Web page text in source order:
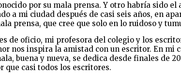
por su mala prensa. Y otro habría sido
a mi ciudad después de casi seis años, en
prensa, que cree que solo en lo ruidoso y
oficio, mi profesora del colegio y los
nos inspira la amistad con un escritor. En
buena y nueva, se dedica desde finales de
que casi todos los escritores.